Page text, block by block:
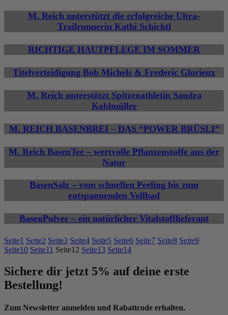
M. Reich unterstützt die erfolgreiche Ultra-
Trailrunnerin Kathi Schichtl
RICHTIGE HAUTPFLEGE IM SOMMER
Titelverteidigung Bob Michels & Frederic Glorieux
M. Reich unterstützt Spitzenathletin Sandra
Koblmüller
M. REICH BASENBREI – DAS “POWER BRÜSLI”
M. Reich BasenTee – wertvolle Pflanzenstoffe aus der
Natur
BasenSalz – vom schnellen Peeling bis zum
entspannenden Vollbad
BasenPulver – ein natürlicher Vitalstofflieferant
Seite1 Seite2 Seite3 Seite4 Seite5 Seite6 Seite7 Seite8 Seite9
Seite10 Seite11 Seite12 Seite13 Seite14
Sichere dir jetzt 5% auf deine erste
Bestellung!
Zum Newsletter anmelden und Rabattcode erhalten.